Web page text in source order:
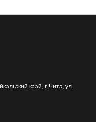
край, г. Чита, ул.